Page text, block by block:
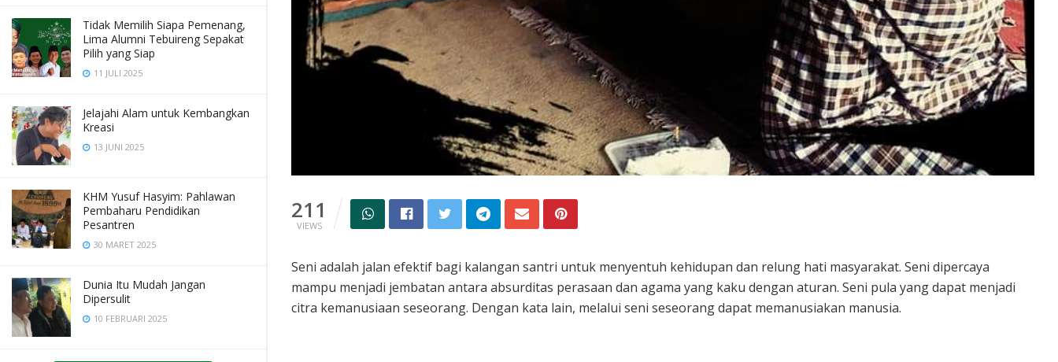
Tidak Memilih Siapa Pemenang,
Lima Alumni Tebuireng Sepakat
Pilih yang Siap
11 JULI 2025
Jelajahi Alam untuk Kembangkan
Kreasi
13 JUNI 2025
KHM Yusuf Hasyim: Pahlawan
Pembaharu Pendidikan
Pesantren
30 MARET 2025
Dunia Itu Mudah Jangan
Dipersulit
10 FEBRUARI 2025
211
VIEWS
Seni adalah jalan efektif bagi kalangan santri untuk menyentuh kehidupan dan relung hati masyarakat. Seni dipercaya
mampu menjadi jembatan antara absurditas perasaan dan agama yang kaku dengan aturan. Seni pula yang dapat menjadi
citra kemanusiaan seseorang. Dengan kata lain, melalui seni seseorang dapat memanusiakan manusia.